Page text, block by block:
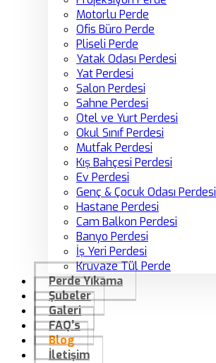
Motorlu Perde
Ofis Büro Perde
Pliseli Perde
Yatak Odası Perdesi
Yat Perdesi
Salon Perdesi
Sahne Perdesi
Otel ve Yurt Perdesi
Okul Sınıf Perdesi
Mutfak Perdesi
Kış Bahçesi Perdesi
Ev Perdesi
Genç & Çocuk Odası Perdesi
Hastane Perdesi
Cam Balkon Perdesi
Banyo Perdesi
İş Yeri Perdesi
Kruvaze Tül Perde
Perde Yıkama
Şubeler
Galeri
FAQ’s
Blog
İletişim